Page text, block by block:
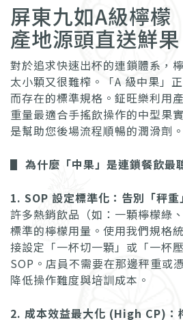
屏東九如A級檸檬
產地源頭直送鮮果
對於追求快速出杯的連鎖體系，
太小顆又很難榨。「A 級中果」
而存在的標準規格。鉦旺樂利用
重量最適合手搖飲操作的中型果
是幫助您後場流程順暢的潤滑劑。
▋ 為什麼「中果」是連鎖餐飲最
1. SOP 設定標準化：告別「秤重
許多熱銷飲品（如：一顆檸檬綠
標準的檸檬用量。使用我們規格
接設定「一杯切一顆」或「一杯
SOP。店員不需要在那邊秤重或
降低操作難度與培訓成本。
2. 成本效益最大化 (High CP)：